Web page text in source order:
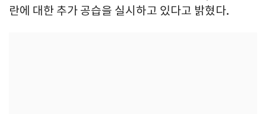
란에 대한 추가 공습을 실시하고 있다고 밝혔다.